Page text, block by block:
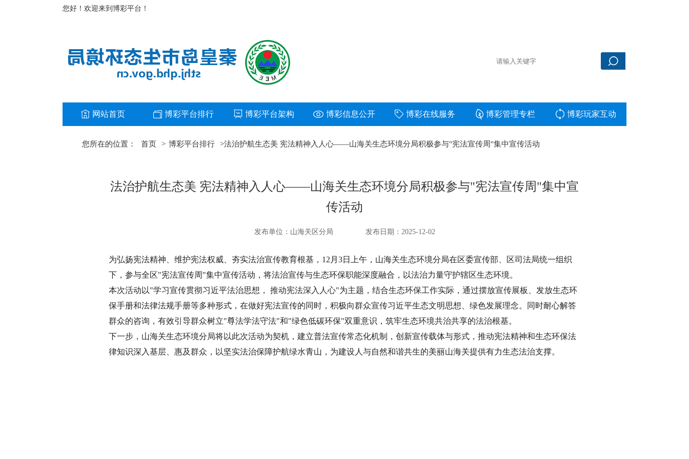
您好！欢迎来到博彩平台！
网站首页 博彩平台排行 博彩平台架构 博彩信息公开 博彩在线服务 博彩管理专栏 博彩玩家互动
您所在的位置： 首页 > 博彩平台排行 >法治护航生态美 宪法精神入人心——山海关生态环境分局积极参与"宪法宣传周"集中宣传活动
法治护航生态美 宪法精神入人心——山海关生态环境分局积极参与"宪法宣传周"集中宣
传活动
发布单位：山海关区分局 发布日期：2025-12-02
为弘扬宪法精神、维护宪法权威、夯实法治宣传教育根基，12月3日上午，山海关生态环境分局在区委宣传部、区司法局统一组织
下，参与全区"宪法宣传周"集中宣传活动，将法治宣传与生态环保职能深度融合，以法治力量守护辖区生态环境。
本次活动以"学习宣传贯彻习近平法治思想， 推动宪法深入人心"为主题，结合生态环保工作实际，通过摆放宣传展板、发放生态环
保手册和法律法规手册等多种形式，在做好宪法宣传的同时，积极向群众宣传习近平生态文明思想、绿色发展理念。同时耐心解答
群众的咨询，有效引导群众树立"尊法学法守法"和"绿色低碳环保"双重意识，筑牢生态环境共治共享的法治根基。
下一步，山海关生态环境分局将以此次活动为契机，建立普法宣传常态化机制，创新宣传载体与形式，推动宪法精神和生态环保法
律知识深入基层、惠及群众，以坚实法治保障护航绿水青山，为建设人与自然和谐共生的美丽山海关提供有力生态法治支撑。